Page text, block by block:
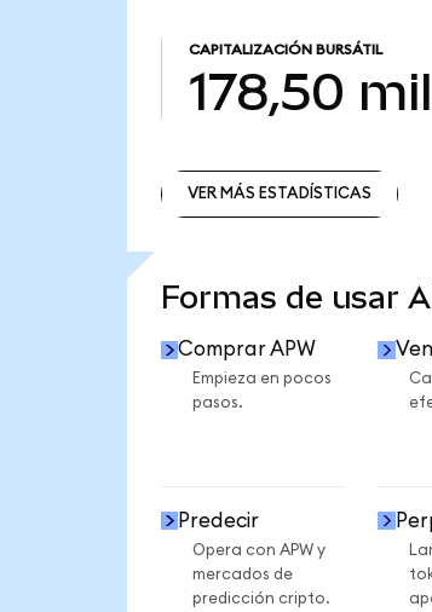
CAPITALIZACIÓN BURSÁTIL
178,50
VER MÁS ESTADÍSTICAS
Formas de usar
Comprar APW
Empieza en pocos
pasos.
Predecir
Opera con APW y
mercados de
predicción cripto.